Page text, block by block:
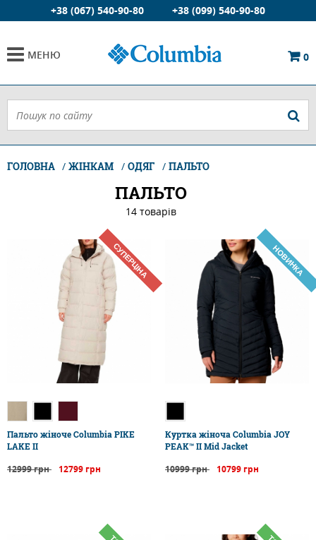
+38 (067) 540-90-80 +38 (099) 540-90-80
МЕНЮ 0
ГОЛОВНА ЖІНКАМ ОДЯГ ПАЛЬТО
ПАЛЬТО
14 товарiв
СУПЕРЦІНА
Пальто жіноче Columbia PIKE
LAKE II
12999 грн 12799 грн
НОВИНКА
Куртка жіноча Columbia JOY
PEAK™ II Mid Jacket
10999 грн 10799 грн